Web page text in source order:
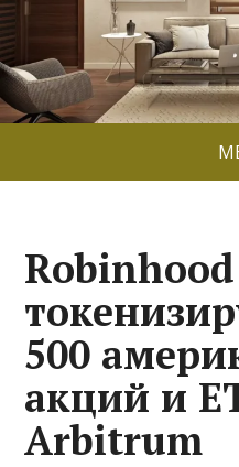
Robinhood
500
акций и
Arbitrum